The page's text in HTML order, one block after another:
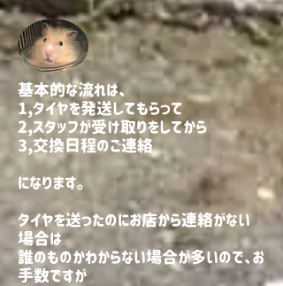
基本的な流れは、
1,タイヤを発送してもらって
2,スタッフが受け取りをしてから
3,交換日程のご連絡
になります。
タイヤを送ったのにお店から連絡がない
場合は
誰のものかわからない場合が多いので、お
手数ですが